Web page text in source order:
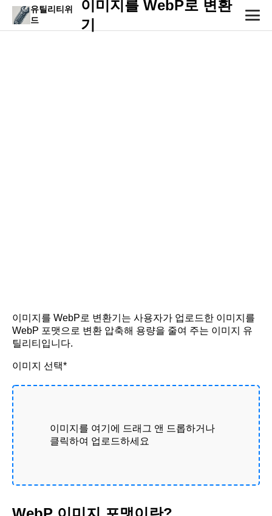
유틸리티위
드
이미지를 WebP로 변환
기
이미지를 WebP로 변환기는 사용자가 업로드한 이미지를
WebP 포맷으로 변환 압축해 용량을 줄여 주는 이미지 유
틸리티입니다.
이미지 선택*
이미지를 여기에 드래그 앤 드롭하거나
클릭하여 업로드하세요